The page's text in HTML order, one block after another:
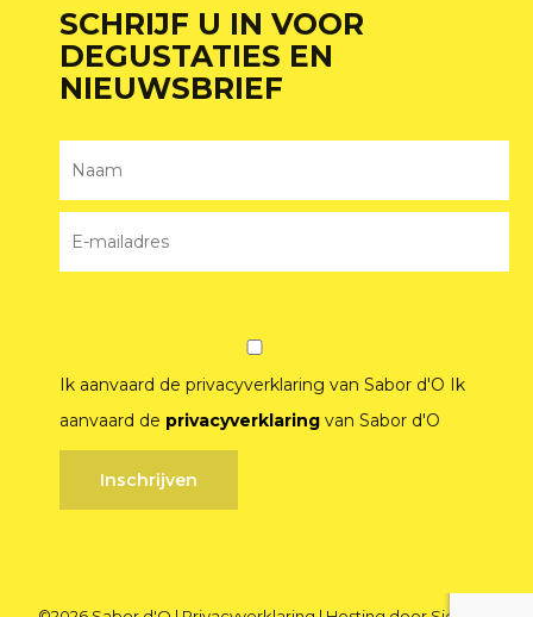
SCHRIJF U IN VOOR
DEGUSTATIES EN
NIEUWSBRIEF
Ik aanvaard de privacyverklaring van Sabor d'O Ik
aanvaard de privacyverklaringvan Sabor d'O